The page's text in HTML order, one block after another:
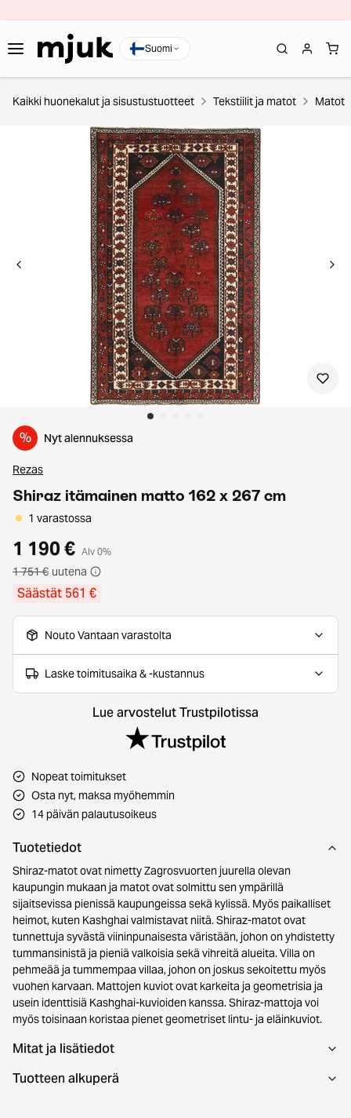
Suomi
Kaikki huonekalut ja sisustustuotteet Tekstiilit ja matot Matot
% Nyt alennuksessa
Rezas
Shiraz itämainen matto 162 x 267 cm
1 varastossa
1 190 € Alv 0%
1 751 € uutena
Säästät 561 €
Nouto Vantaan varastolta
Laske toimitusaika & -kustannus
Lue arvostelut Trustpilotissa
Nopeat toimitukset
Osta nyt, maksa myöhemmin
14 päivän palautusoikeus
Tuotetiedot
Shiraz-matot ovat nimetty Zagrosvuorten juurella olevan
kaupungin mukaan ja matot ovat solmittu sen ympärillä
sijaitsevissa pienissä kaupungeissa sekä kylissä. Myös paikalliset
heimot, kuten Kashghai valmistavat niitä. Shiraz-matot ovat
tunnettuja syvästä viininpunaisesta väristään, johon on yhdistetty
tummansinistä ja pieniä valkoisia sekä vihreitä alueita. Villa on
pehmeää ja tummempaa villaa, johon on joskus sekoitettu myös
vuohen karvaan. Mattojen kuviot ovat karkeita ja geometrisia ja
usein identtisiä Kashghai-kuvioiden kanssa. Shiraz-mattoja voi
myös toisinaan koristaa pienet geometriset lintu- ja eläinkuviot.
Mitat ja lisätiedot
Tuotteen alkuperä